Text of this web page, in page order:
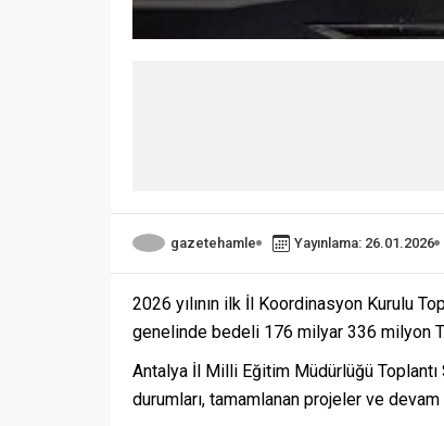
gazetehamle Yayınlama: 26.01.2026
2026 yılının ilk İl Koordinasyon Kurulu
genelinde bedeli 176 milyar 336 milyon
Antalya İl Milli Eğitim Müdürlüğü Toplantı
durumları, tamamlanan projeler ve